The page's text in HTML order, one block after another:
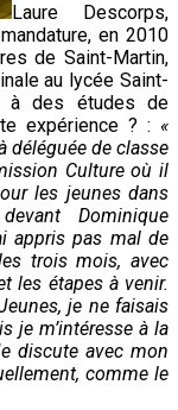
Laure Descorps,
en 2010
de Saint-Martin,
au lycée Saint-
à des études de
expérience ? : «
déléguée de classe
Culture où il
les jeunes dans
Dominique
appris pas mal de
trois mois, avec
les étapes à venir.
je ne faisais
je m’intéresse à la
discute avec mon
comme le